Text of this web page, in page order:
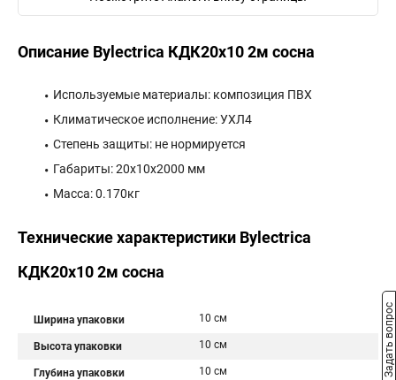
Описание Bylectrica КДК20х10 2м сосна
Используемые материалы: композиция ПВХ
Климатическое исполнение: УХЛ4
Степень защиты: не нормируется
Габариты: 20x10x2000 мм
Масса: 0.170кг
Технические характеристики Bylectrica
КДК20х10 2м сосна
Ширина упаковки 10 см
Высота упаковки 10 см
Глубина упаковки 10 см Задать вопрос